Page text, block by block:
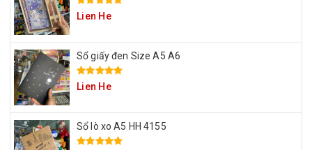
Lien He
Sổ giấy đen Size A5 A6
Lien He
Sổ lò xo A5 HH 4155